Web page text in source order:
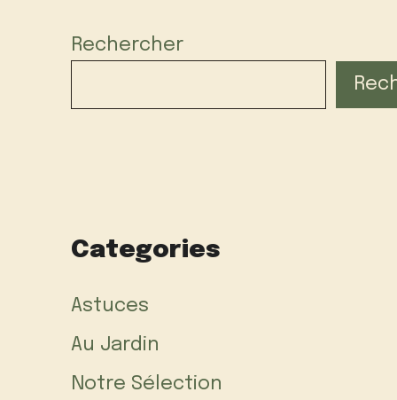
Rechercher
Categories
Astuces
Au Jardin
Notre Sélection